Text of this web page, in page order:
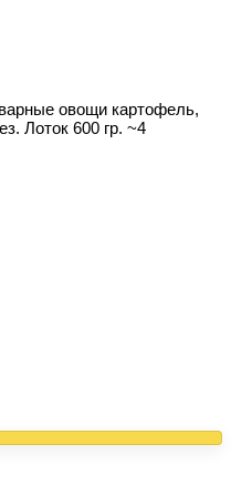
овощи картофель,
Лоток 600 гр. ~4